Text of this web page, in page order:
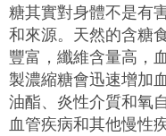
糖其實對身體不是有
和來源。天然的含糖
豐富，纖維含量高，
製濃縮糖會迅速增加
油酯、炎性介質和氧
血管疾病和其他慢性